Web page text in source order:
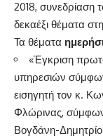
2018, συνεδρίαση
δεκαέξι θέματα
Τα θέματα
«Έγκριση
υπηρεσιών
εισηγητή τον κ.
Φλώρινας,
Βογδάνη-